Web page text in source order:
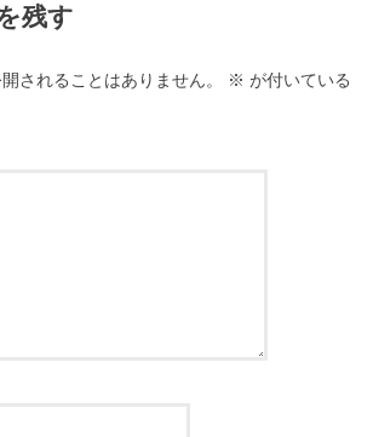
残す
されることはありません。 ※ が付いている